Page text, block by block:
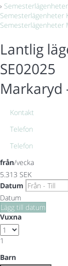
›
Semesterlägenheter
Semesterlägenheter
Lantlig
SE02025
Markaryd
Kontakt
Telefon
Telefon
från/vecka
5.313 SEK
Datum
Datum
Lägg till datum
Vuxna
1
Barn